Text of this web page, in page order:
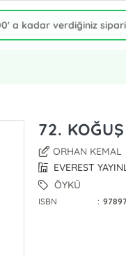
72. KOĞUŞ
ORHAN KEMAL
EVEREST
ÖYKÜ
ISBN :